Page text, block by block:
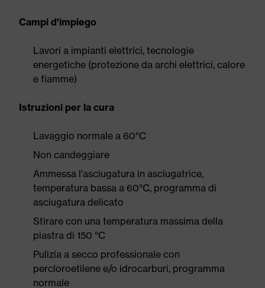
Campi d'impiego
Lavori a impianti elettrici, tecnologie
energetiche (protezione da archi elettrici, calore
e fiamme)
Istruzioni per la cura
Lavaggio normale a 60°C
Non candeggiare
Ammessa l'asciugatura in asciugatrice,
temperatura bassa a 60°C, programma di
asciugatura delicato
Stirare con una temperatura massima della
piastra di 150 °C
Pulizia a secco professionale con
percloroetilene e/o idrocarburi, programma
normale